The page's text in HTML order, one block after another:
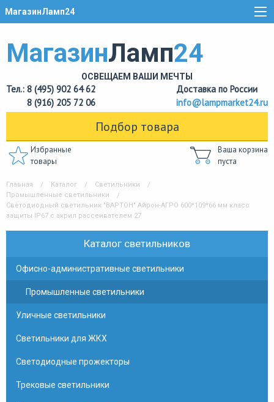
МагазинЛамп24
МагазинЛамп24
ОСВЕЩАЕМ ВАШИ МЕЧТЫ
Тел.: 8 (495) 902 64 62
8 (916) 205 72 06
Доставка по России
info@lampmarket24.ru
Подбор товара
Избранные
товары
Ваша корзина
пуста
Главная Каталог
Светильники
Промышленные светильники
Светодиодный светильник "ВАРТОН" Айрон-АГРО 600*109*66 мм класс
защиты IP67 с акрил рассеивателем 27
Каталог светильников
Офисно-административные светильники
Промышленные светильники
Уличные светильники
Светильники для ЖКХ
Светодиодные прожекторы
Трековые светильники